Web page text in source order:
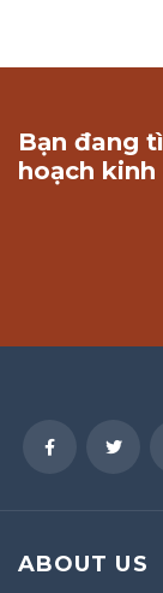
Bạn đang
hoạch
ABOUT US